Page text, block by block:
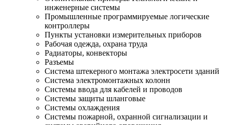
инженерные системы
Промышленные программируемые логические
контроллеры
Пункты установки измерительных приборов
Рабочая одежда, охрана труда
Радиаторы, конвекторы
Разъемы
Система штекерного монтажа электросети зданий
Система электромонтажных колонн
Системы ввода для кабелей и проводов
Системы защиты шланговые
Системы охлаждения
Системы пожарной, охранной сигнализации и